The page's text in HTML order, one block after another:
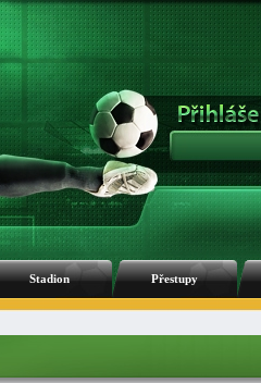
Stadion Přestupy